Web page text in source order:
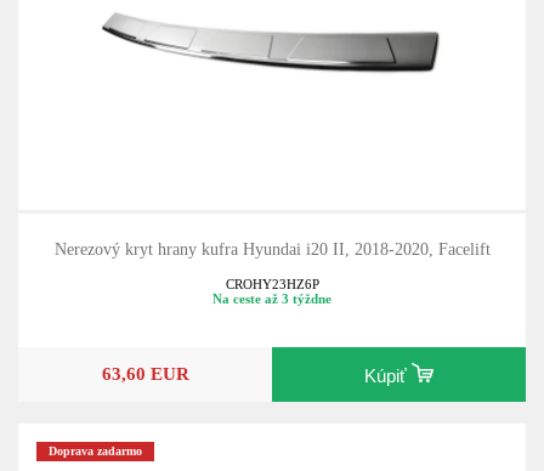
Nerezový kryt hrany kufra Hyundai i20 II, 2018-2020, Facelift
CROHY23HZ6P
Na ceste až 3 týždne
63,60 EUR Kúpiť
Doprava zadarmo